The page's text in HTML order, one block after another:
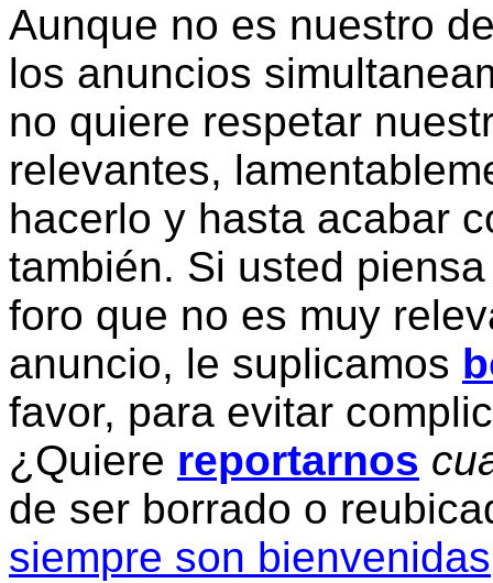
Aunque no es nuestro
los anuncios
no quiere respetar
relevantes,
hacerlo y hasta acabar
también. Si usted
foro que no es muy
anuncio, le suplicamos
favor, para evitar
¿Quiere reportarnos
de ser borrado o
siempre son bienvenidas